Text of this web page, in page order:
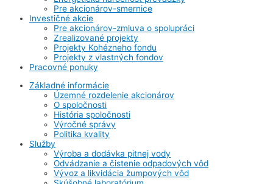
Pre akcionárov-smernice
Investičné akcie
Pre akcionárov-zmluva o spolupráci
Zrealizované projekty
Projekty Kohézneho fondu
Projekty z vlastných fondov
Pracovné ponuky
Základné informácie
Územné rozdelenie akcionárov
O spoločnosti
História spoločnosti
Výročné správy
Politika kvality
Služby
Výroba a dodávka pitnej vody
Odvádzanie a čistenie odpadových vôd
Vývoz a likvidácia žumpových vôd